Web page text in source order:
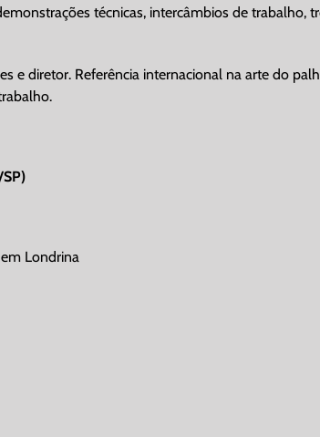
técnicas, intercâmbios de trabalho,
e diretor. Referência internacional na arte do
Londrina